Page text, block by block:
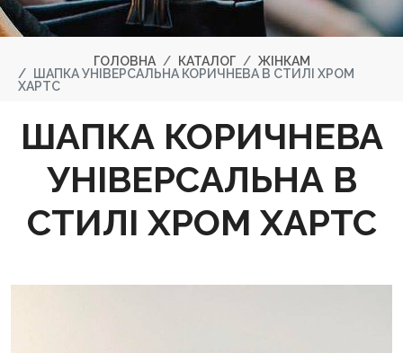
ГОЛОВНА КАТАЛОГ
ЖІНКАМ
ШАПКА УНІВЕРСАЛЬНА КОРИЧНЕВА В СТИЛІ ХРОМ
ХАРТС
ШАПКА КОРИЧНЕВА
УНІВЕРСАЛЬНА В
СТИЛІ ХРОМ ХАРТС